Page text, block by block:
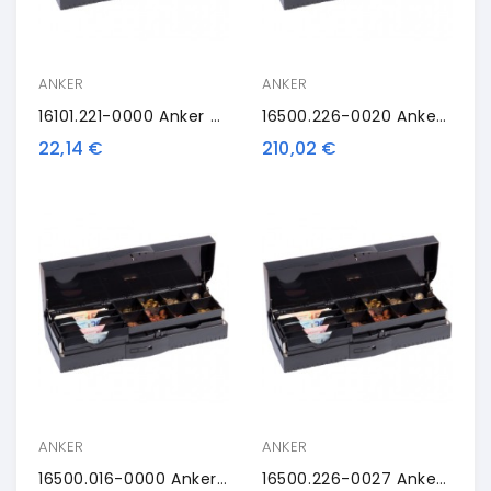
ANKER
16101.221-0000 Anker Cassette Opening
22,14 €
ANKER
16500.226-0020 Anker OCC, Antracite
210,02 €
ANKER
16500.016-0000 Anker Base
ANKER
16500.226-0027 Anker OCC, Antracite